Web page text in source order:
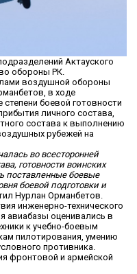
Актауского
обороны РК.
воздушной обороны
в ходе
боевой готовности
личного состава,
состава к выполнению
рубежей на
во всесторонней
готовности воинских
поставленные боевые
боевой подготовки и
Нурлан Орманбетов.
инженерно-технического
авиабазы оценивались в
к учебно-боевым
пилотирования, умению
противника.
фронтовой и армейской